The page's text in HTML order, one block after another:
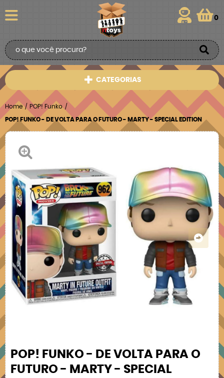
0
CATEGORIAS
Home POP! Funko
POP! FUNKO - DE VOLTA PARA O FUTURO - MARTY - SPECIAL EDITION
POP! FUNKO - DE VOLTA PARA O
FUTURO - MARTY - SPECIAL